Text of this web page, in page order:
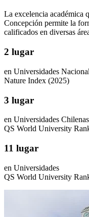
La excelencia académica
Concepción permite la
calificados en diversas
2 lugar
en Universidades
Nature Index (2025)
3 lugar
en Universidades Chilenas
QS World University
11 lugar
en Universidades
QS World University